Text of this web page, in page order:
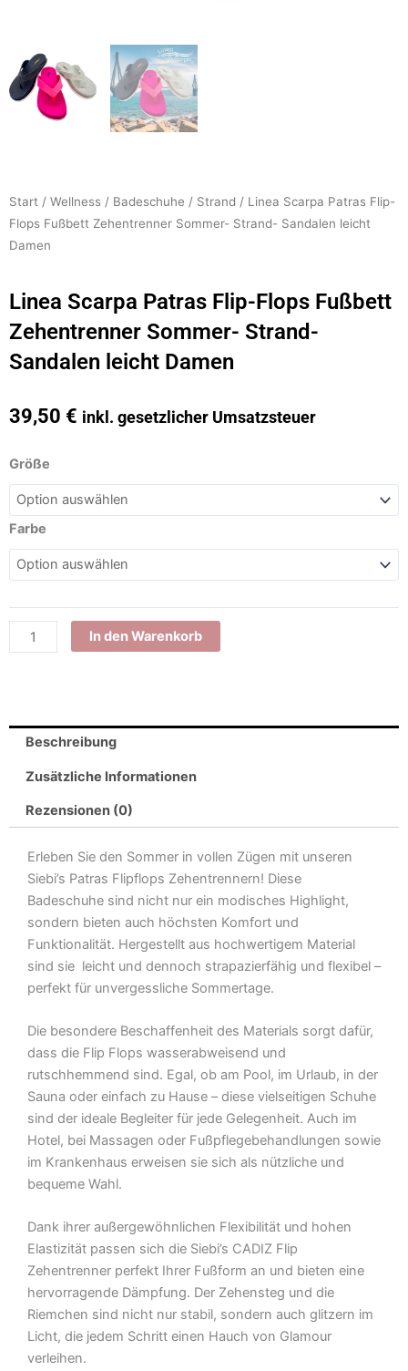
Start / Wellness / Badeschuhe / Strand / Linea Scarpa Patras Flip-
Flops Fußbett Zehentrenner Sommer- Strand- Sandalen leicht
Damen
Linea Scarpa Patras Flip-Flops Fußbett
Zehentrenner Sommer- Strand-
Sandalen leicht Damen
39,50 € inkl. gesetzlicher Umsatzsteuer
Größe
Farbe
Linea
Scarpa
Patras
Flip-
Flops
Fußbett
Strand-
Sandalen
Menge
In den Warenkorb
Beschreibung
Zusätzliche Informationen
Rezensionen (0)
Erleben Sie den Sommer in vollen Zügen mit unseren
Siebi’s Patras Flipflops Zehentrennern! Diese
Badeschuhe sind nicht nur ein modisches Highlight,
sondern bieten auch höchsten Komfort und
Funktionalität. Hergestellt aus hochwertigem Material
sind sie leicht und dennoch strapazierfähig und flexibel –
perfekt für unvergessliche Sommertage.
Die besondere Beschaffenheit des Materials sorgt dafür,
dass die Flip Flops wasserabweisend und
rutschhemmend sind. Egal, ob am Pool, im Urlaub, in der
Sauna oder einfach zu Hause – diese vielseitigen Schuhe
sind der ideale Begleiter für jede Gelegenheit. Auch im
Hotel, bei Massagen oder Fußpflegebehandlungen sowie
im Krankenhaus erweisen sie sich als nützliche und
bequeme Wahl.
Dank ihrer außergewöhnlichen Flexibilität und hohen
Elastizität passen sich die Siebi’s CADIZ Flip
Zehentrenner perfekt Ihrer Fußform an und bieten eine
hervorragende Dämpfung. Der Zehensteg und die
Riemchen sind nicht nur stabil, sondern auch glitzern im
Licht, die jedem Schritt einen Hauch von Glamour
verleihen.